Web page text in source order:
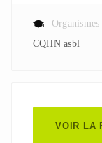
CQHN asbl
VOIR LA